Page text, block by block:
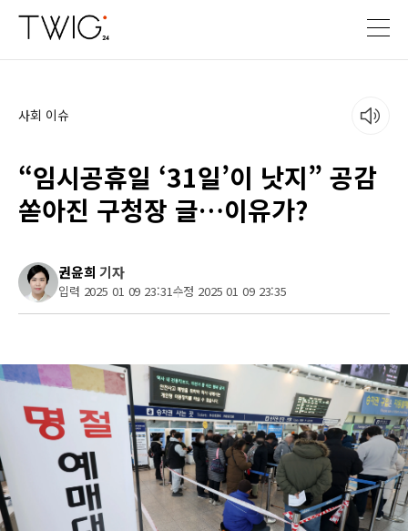
사회 이슈
“임시공휴일 ‘31일’이 낫지” 공감
쏟아진 구청장 글…이유가?
권윤희 기자
입력 2025 01 09 23:31수정 2025 01 09 23:35